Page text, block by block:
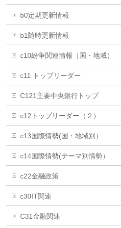
b0定期更新情報
b1随時更新情報
c10紛争関連情報（国・地域）
c11 トップリーダー
C121主要中央銀行トップ
c12トップリーダー（２）
c13国際情勢(国・地域別）
c14国際情勢(テーマ別情勢）
c22金融政策
c30IT関連
C31金融関連